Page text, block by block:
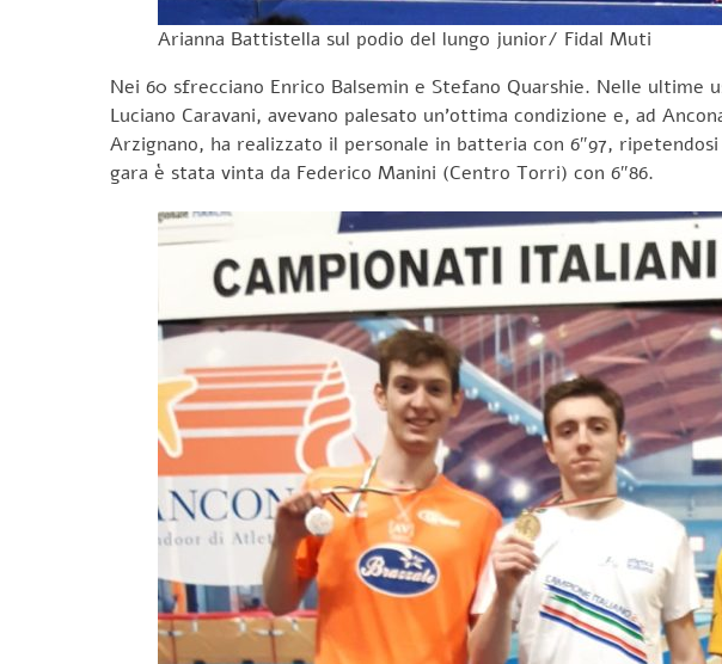
Arianna Battistella sul podio del lungo junior/ Fidal Muti
Nei 60 sfrecciano Enrico Balsemin e Stefano Quarshie. Nelle
Luciano Caravani, avevano palesato un’ottima condizione e, ad
Arzignano, ha realizzato il personale in batteria con 6″97,
gara è stata vinta da Federico Manini (Centro Torri) con 6″86.